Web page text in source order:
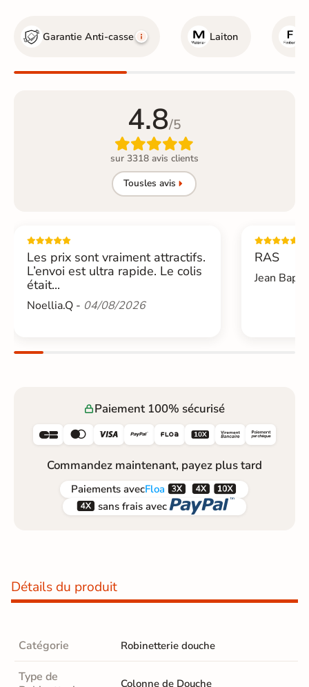
Garantie Anti-casse Laiton
4.8/5

sur 3318 avis clients
Tousles avis
Les prix sont vraiment attractifs.
L’envoi est ultra rapide. Le colis
était...
Noellia.Q - 04/08/2026
RAS
Jean
Paiement 100% sécurisé
     
Commandez maintenant, payez plus tard
Paiements avecFloa  
 sans frais avec 
Détails du produit
Catégorie Robinetterie douche
Type de
Colonne de Douche